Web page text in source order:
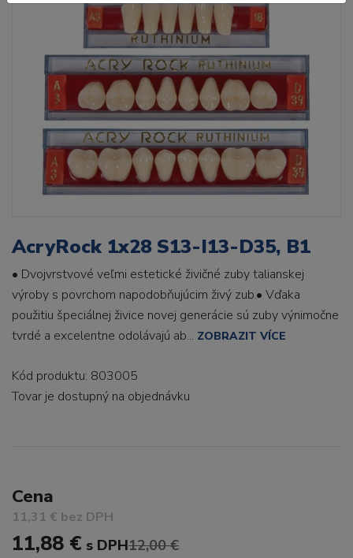
AcryRock 1x28 S13-I13-D35, B1
• Dvojvrstvové veľmi estetické živičné zuby talianskej
výroby s povrchom napodobňujúcim živý zub.• Vďaka
použitiu špeciálnej živice novej generácie sú zuby výnimočne
tvrdé a excelentne odolávajú ab... ZOBRAZIT VÍCE
Kód produktu: 803005
Tovar je dostupný na objednávku
Cena
11,31 € bez DPH
11,88 € s DPH12,00 €